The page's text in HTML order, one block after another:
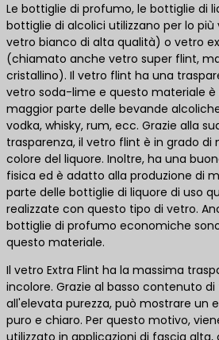
Le bottiglie di profumo, le bottiglie di
bottiglie di alcolici utilizzano per lo
vetro bianco di alta qualità) o vetro
(chiamato anche vetro super flint,
cristallino). Il vetro flint ha una
vetro soda-lime e questo materiale
maggior parte delle bevande
vodka, whisky, rum, ecc. Grazie alla
trasparenza, il vetro flint è in grado di
colore del liquore. Inoltre, ha una
fisica ed è adatto alla produzione di
parte delle bottiglie di liquore di uso
realizzate con questo tipo di vetro.
bottiglie di profumo economiche
questo materiale.
Il vetro Extra Flint ha la massima
incolore. Grazie al basso contenuto di
all'elevata purezza, può mostrare un
puro e chiaro. Per questo motivo,
utilizzato in applicazioni di fascia